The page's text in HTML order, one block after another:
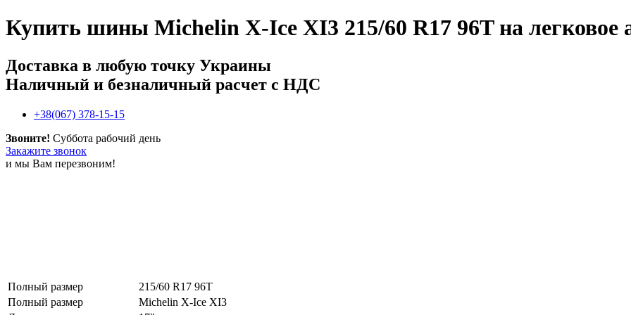
Купить шины Michelin X-Ice XI3 215/60 R17 96Tна легковое
Доставка в любую точку Украины
Наличный и безналичный расчет с НДС
+38(067) 378-15-15
Звоните! Суббота рабочий день
Закажите звонок
и мы Вам перезвоним!
Полный размер
215/60 R17 96T
Полный размер
Michelin X-Ice XI3